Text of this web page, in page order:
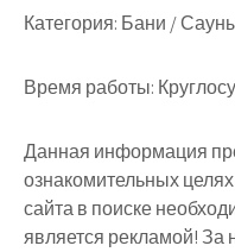
Категория: Бани /
Время работы:
Данная информация
ознакомительных
сайта в поиске
является рекламой!